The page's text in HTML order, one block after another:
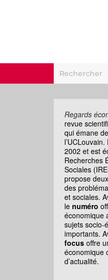
Regards
revue
qui émane
2002 et est
Recherches
Sociales
propose
des
et sociales.
le numéro
économique
sujets socio-
importants.
focus offre
économique
d’actualité.